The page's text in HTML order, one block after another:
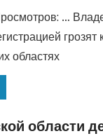
…
областях
области